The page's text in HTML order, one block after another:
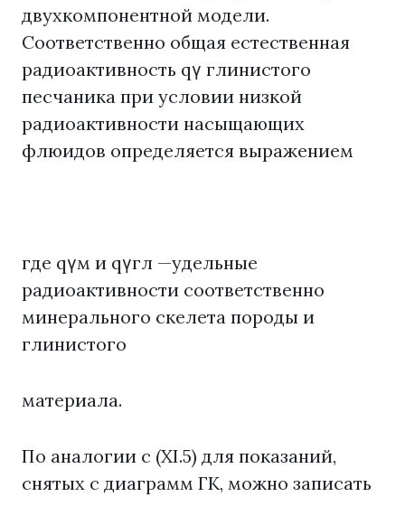
двухкомпонентной модели.
Соответственно общая естественная
радиоактивность qγ глинистого
песчаника при условии низкой
радиоактивности насыщающих
флюидов определяется выражением
где qγм и qγгл —удельные
радиоактивности соответственно
минерального скелета породы и
глинистого
материала.
По аналогии с (XI.5) для показаний,
снятых с диаграмм ГК, можно записать